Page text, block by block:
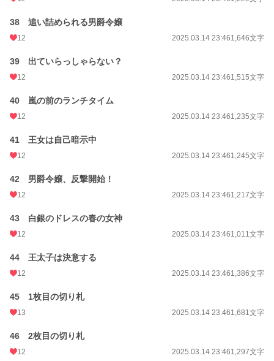
38 追い詰められる男爵令嬢
12 2025.03.14 23:461,646文字
39 出ていらっしゃらない？
12 2025.03.14 23:461,515文字
40 嵐の前のランチタイム
12 2025.03.14 23:461,235文字
41 王女は自己暗示中
12 2025.03.14 23:461,245文字
42 男爵令嬢、反撃開始！
12 2025.03.14 23:461,217文字
43 白銀のドレスの春の女神
12 2025.03.14 23:461,011文字
44 王太子は決意する
12 2025.03.14 23:461,386文字
45 1枚目の切り札
13 2025.03.14 23:461,681文字
46 2枚目の切り札
12 2025.03.14 23:461,297文字